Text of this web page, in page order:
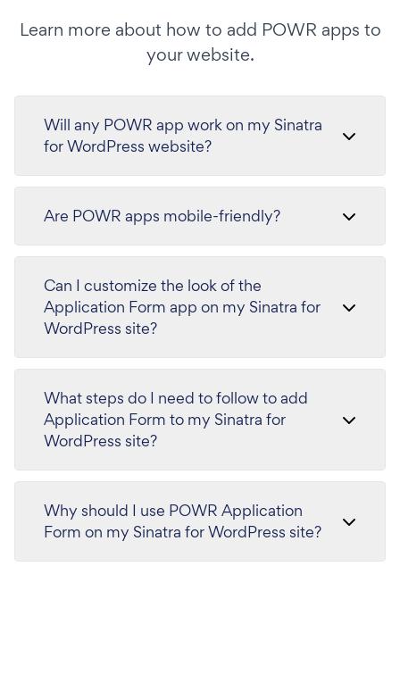
Learn more about how to add POWR apps to
your website.
Will any POWR app work on my Sinatra
for WordPress website?
Are POWR apps mobile-friendly?
Can I customize the look of the
Application Form app on my Sinatra for
WordPress site?
What steps do I need to follow to add
Application Form to my Sinatra for
WordPress site?
Why should I use POWR Application
Form on my Sinatra for WordPress site?